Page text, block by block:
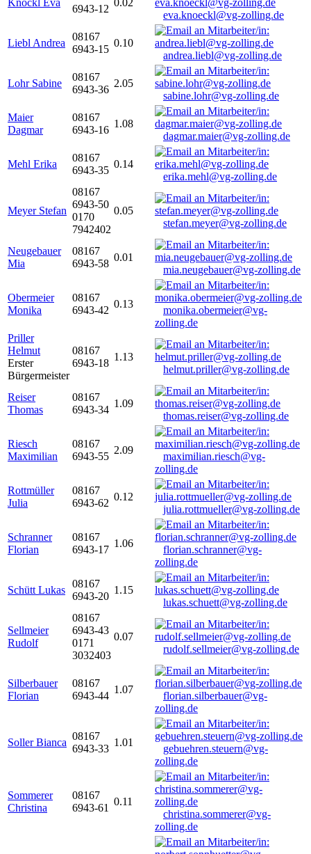
Knöckl Eva
6943-12
0.02
eva.knoeckl@vg-zolling.de
Liebl Andrea
08167
6943-15
0.10
andrea.liebl@vg-zolling.de
Lohr Sabine
08167
6943-36
2.05
sabine.lohr@vg-zolling.de
Maier
Dagmar
08167
6943-16
1.08
dagmar.maier@vg-zolling.de
Mehl Erika
08167
6943-35
0.14
erika.mehl@vg-zolling.de
Meyer Stefan
08167
6943-50
0170
7942402
0.05
stefan.meyer@vg-zolling.de
Neugebauer
Mia
08167
6943-58
0.01
mia.neugebauer@vg-zolling.de
Obermeier
Monika
08167
6943-42
0.13
monika.obermeier@vg-
zolling.de
Priller
Helmut
Erster
Bürgermeister
08167
6943-18
1.13
helmut.priller@vg-zolling.de
Reiser
Thomas
08167
6943-34
1.09
thomas.reiser@vg-zolling.de
Riesch
Maximilian
08167
6943-55
2.09
maximilian.riesch@vg-
zolling.de
Rottmüller
Julia
08167
6943-62
0.12
julia.rottmueller@vg-zolling.de
Schranner
Florian
08167
6943-17
1.06
florian.schranner@vg-
zolling.de
Schütt Lukas
08167
6943-20
1.15
lukas.schuett@vg-zolling.de
Sellmeier
Rudolf
08167
6943-43
0171
3032403
0.07
rudolf.sellmeier@vg-zolling.de
Silberbauer
Florian
08167
6943-44
1.07
florian.silberbauer@vg-
zolling.de
Soller Bianca
08167
6943-33
1.01
gebuehren.steuern@vg-
zolling.de
Sommerer
Christina
08167
6943-61
0.11
christina.sommerer@vg-
zolling.de